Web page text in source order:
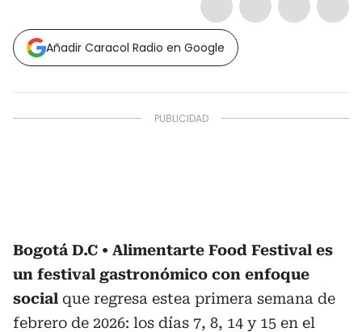
Añadir Caracol Radio en Google
Bogotá D.C
Alimentarte Food Festival es
un festival gastronómico con enfoque
social que regresa estea primera semana de
febrero de 2026: los días 7, 8, 14 y 15 en el